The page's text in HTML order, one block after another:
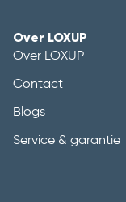
Over LOXUP
Over LOXUP
Contact
Blogs
Service & garantie